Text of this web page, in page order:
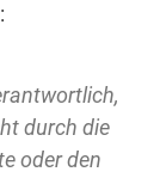
durch die
oder den